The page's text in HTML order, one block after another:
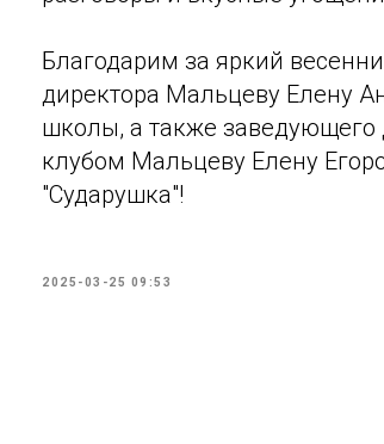
Благодарим за яркий
директора Мальцеву Елену
школы, а также заведующего
клубом Мальцеву Елену
"Сударушка"!
2025-03-25 09:53